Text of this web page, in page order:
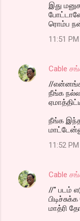
இது
ரொம்ப
11:51 PM
Cable
//என்னங்க
நீங்க
நீங்க
11:52 PM
Cable
//" படம்
மாத்ரி